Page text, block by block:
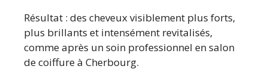
Résultat : des cheveux visiblement plus forts,
plus brillants et intensément revitalisés,
comme après un soin professionnel en salon
de coiffure à Cherbourg.